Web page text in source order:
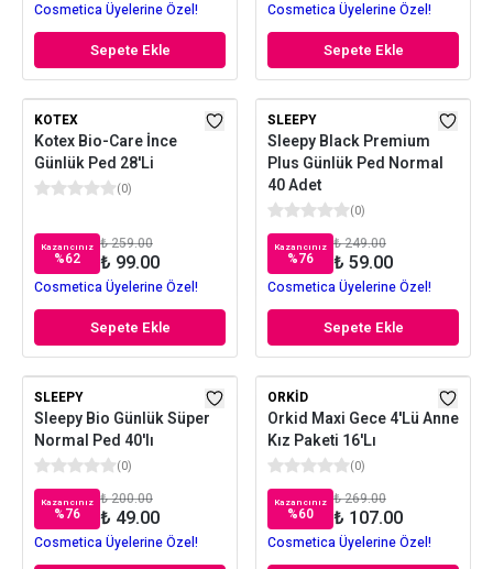
Cosmetica Üyelerine Özel!
Sepete Ekle
Cosmetica Üyelerine Özel!
Sepete Ekle
KOTEX
Kotex Bio-Care İnce
Günlük Ped 28'Li
(0)
Kazancınız
%62
₺ 259.00
₺ 99.00
Cosmetica Üyelerine Özel!
Sepete Ekle
SLEEPY
Sleepy Black Premium
Plus Günlük Ped Normal
40 Adet
(0)
Kazancınız
%76
₺ 249.00
₺ 59.00
Cosmetica Üyelerine Özel!
Sepete Ekle
SLEEPY
Sleepy Bio Günlük Süper
Normal Ped 40'lı
(0)
Kazancınız
%76
₺ 200.00
₺ 49.00
Cosmetica Üyelerine Özel!
ORKID
Orkid Maxi Gece 4'Lü Anne
Kız Paketi 16'Lı
(0)
Kazancınız
%60
₺ 269.00
₺ 107.00
Cosmetica Üyelerine Özel!